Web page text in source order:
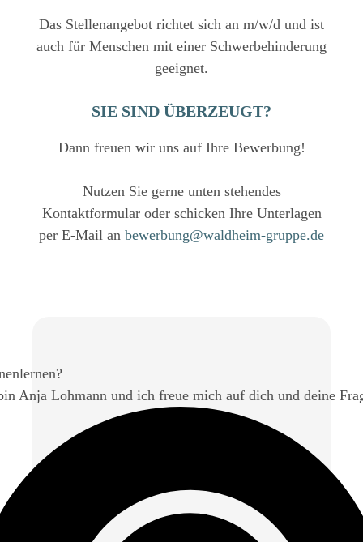
Das Stellenangebot richtet sich an m/w/d und ist
auch für Menschen mit einer Schwerbehinderung
geeignet.
SIE SIND ÜBERZEUGT?
Dann freuen wir uns auf Ihre Bewerbung!
Nutzen Sie gerne unten stehendes
Kontaktformular oder schicken Ihre Unterlagen
per E-Mail an bewerbung@waldheim-gruppe.de
Anja Lohmann und ich freue mich auf dich und deine